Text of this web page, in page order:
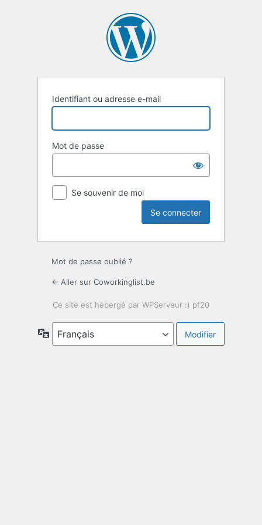
Identifiant ou adresse e-mail
Mot de passe
Se souvenir de moi
Mot de passe oublié ?
← Aller sur Coworkinglist.be
Langue